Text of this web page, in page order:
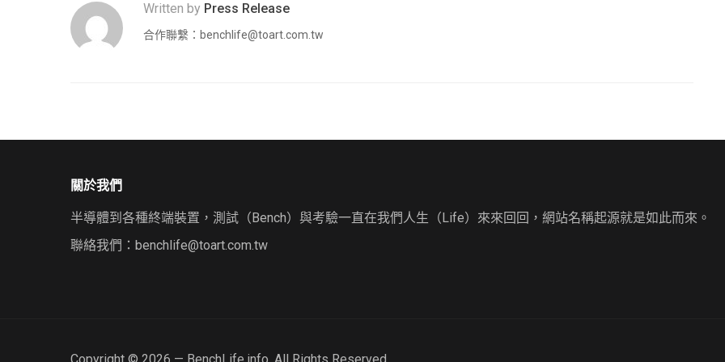
Written by Press Release
合作聯繫： benchlife@toart.com.tw
關於我們
半導體到各種終端裝置，測試（Bench）與考驗一直在我們人生（Life）來來回回，網站名稱起源就是如此而來。
聯絡我們： benchlife@toart.com.tw